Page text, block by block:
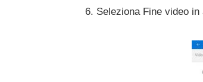
Seleziona Fine video